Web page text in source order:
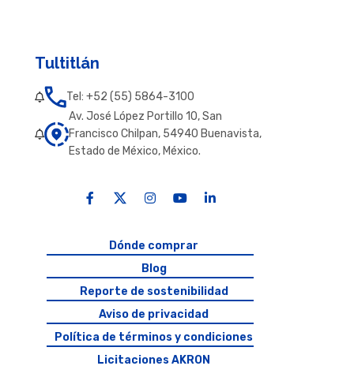
Tultitlán
Tel: +52 (55) 5864-3100
Av. José López Portillo 10, San
Francisco Chilpan, 54940 Buenavista,
Estado de México, México.
Dónde comprar
Blog
Reporte de sostenibilidad
Aviso de privacidad
Política de términos y condiciones
Licitaciones AKRON